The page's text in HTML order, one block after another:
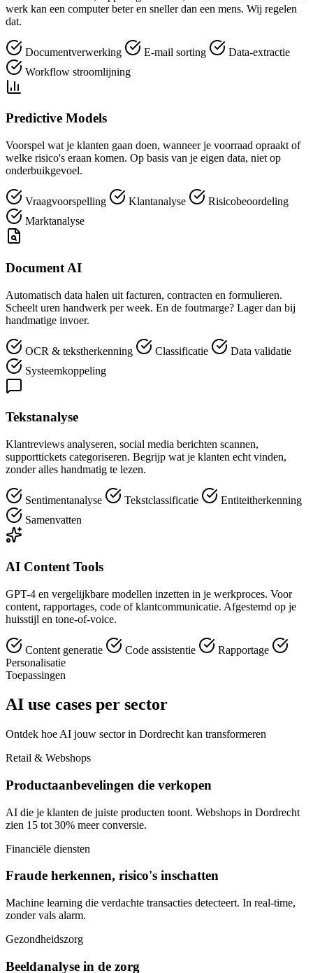
werk kan een computer beter en sneller dan een mens. Wij regelen
dat.
Documentverwerking E-mail sorting
Data-extractie
Workflow stroomlijning
Predictive Models
Voorspel wat je klanten gaan doen, wanneer je voorraad opraakt of
welke risico's eraan komen. Op basis van je eigen data, niet op
onderbuikgevoel.
Vraagvoorspelling Klantanalyse
Risicobeoordeling
Marktanalyse
Document AI
Automatisch data halen uit facturen, contracten en formulieren.
Scheelt uren handwerk per week. En de foutmarge? Lager dan bij
handmatige invoer.
OCR & tekstherkenning Classificatie
Data validatie
Systeemkoppeling
Tekstanalyse
Klantreviews analyseren, social media berichten scannen,
supporttickets categoriseren. Begrijp wat je klanten echt vinden,
zonder alles handmatig te lezen.
Sentimentanalyse Tekstclassificatie
Entiteitherkenning
Samenvatten
AI Content Tools
GPT-4 en vergelijkbare modellen inzetten in je werkproces. Voor
content, rapportages, code of klantcommunicatie. Afgestemd op je
huisstijl en tone-of-voice.
Content generatie Code assistentie
Rapportage
Personalisatie
Toepassingen
AI use cases per sector
Ontdek hoe AI jouw sector in Dordrecht kan transformeren
Retail & Webshops
Productaanbevelingen die verkopen
AI die je klanten de juiste producten toont. Webshops in Dordrecht
zien 15 tot 30% meer conversie.
Financiële diensten
Fraude herkennen, risico's inschatten
Machine learning die verdachte transacties detecteert. In real-time,
zonder vals alarm.
Gezondheidszorg
Beeldanalyse in de zorg